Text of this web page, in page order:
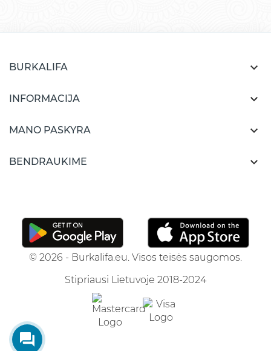
BURKALIFA 
INFORMACIJA 
MANO PASKYRA 
BENDRAUKIME 
© 2026 - Burkalifa.eu. Visos teisės saugomos.
Stipriausi Lietuvoje 2018-2024